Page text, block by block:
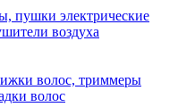
пушки электрические
воздуха
волос, триммеры
волос